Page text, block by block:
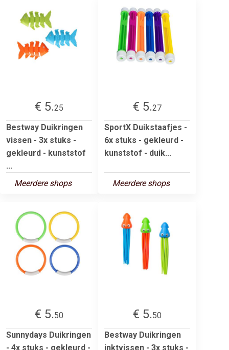
€ 5.25
Bestway Duikringen
vissen - 3x stuks -
gekleurd - kunststof
...
Meerdere shops
€ 5.27
SportX Duikstaafjes -
6x stuks - gekleurd -
kunststof - duik...
Meerdere shops
€ 5.50
Sunnydays Duikringen
- 4x stuks - gekleurd -
€ 5.50
Bestway Duikringen
inktvissen - 3x stuks -